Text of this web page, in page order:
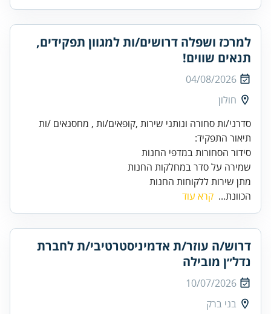
למרכז ושפלה דרושים/ות למגוון תפקידים,
תנאים שווים!
04/08/2026
חולון
מתן שירות ללקוחות החנות
הכוונת... קרא עוד
דרוש/ה עוזר/ת אדמיניסטרטיבי/ת לחברת
נדל״ן מובילה
10/07/2026
בני ברק